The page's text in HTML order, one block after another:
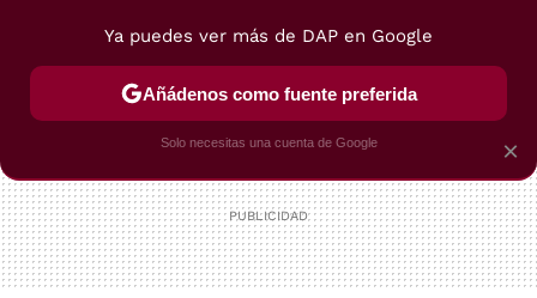
POSTRES VIAJES SELECCIÓN VEGUI
×
Ya puedes ver más de DAP en Google
Añádenos como fuente preferida
Solo necesitas una cuenta de Google